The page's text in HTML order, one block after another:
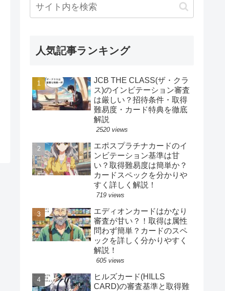
人気記事ランキング
JCB THE CLASS(ザ・クラ
ス)のインビテーション審査
は厳しい？招待条件・取得
難易度・カード特典を徹底
解説
2520 views
エポスプラチナカードのイ
ンビテーション基準は甘
い？取得難易度は簡単か？
カードスペックを分かりや
すく詳しく解説！
719 views
エディオンカードはかなり
審査が甘い？！取得は属性
問わず簡単？カードのスペ
ックを詳しく分かりやすく
解説！
605 views
ヒルズカード(HILLS
CARD)の審査基準と取得難